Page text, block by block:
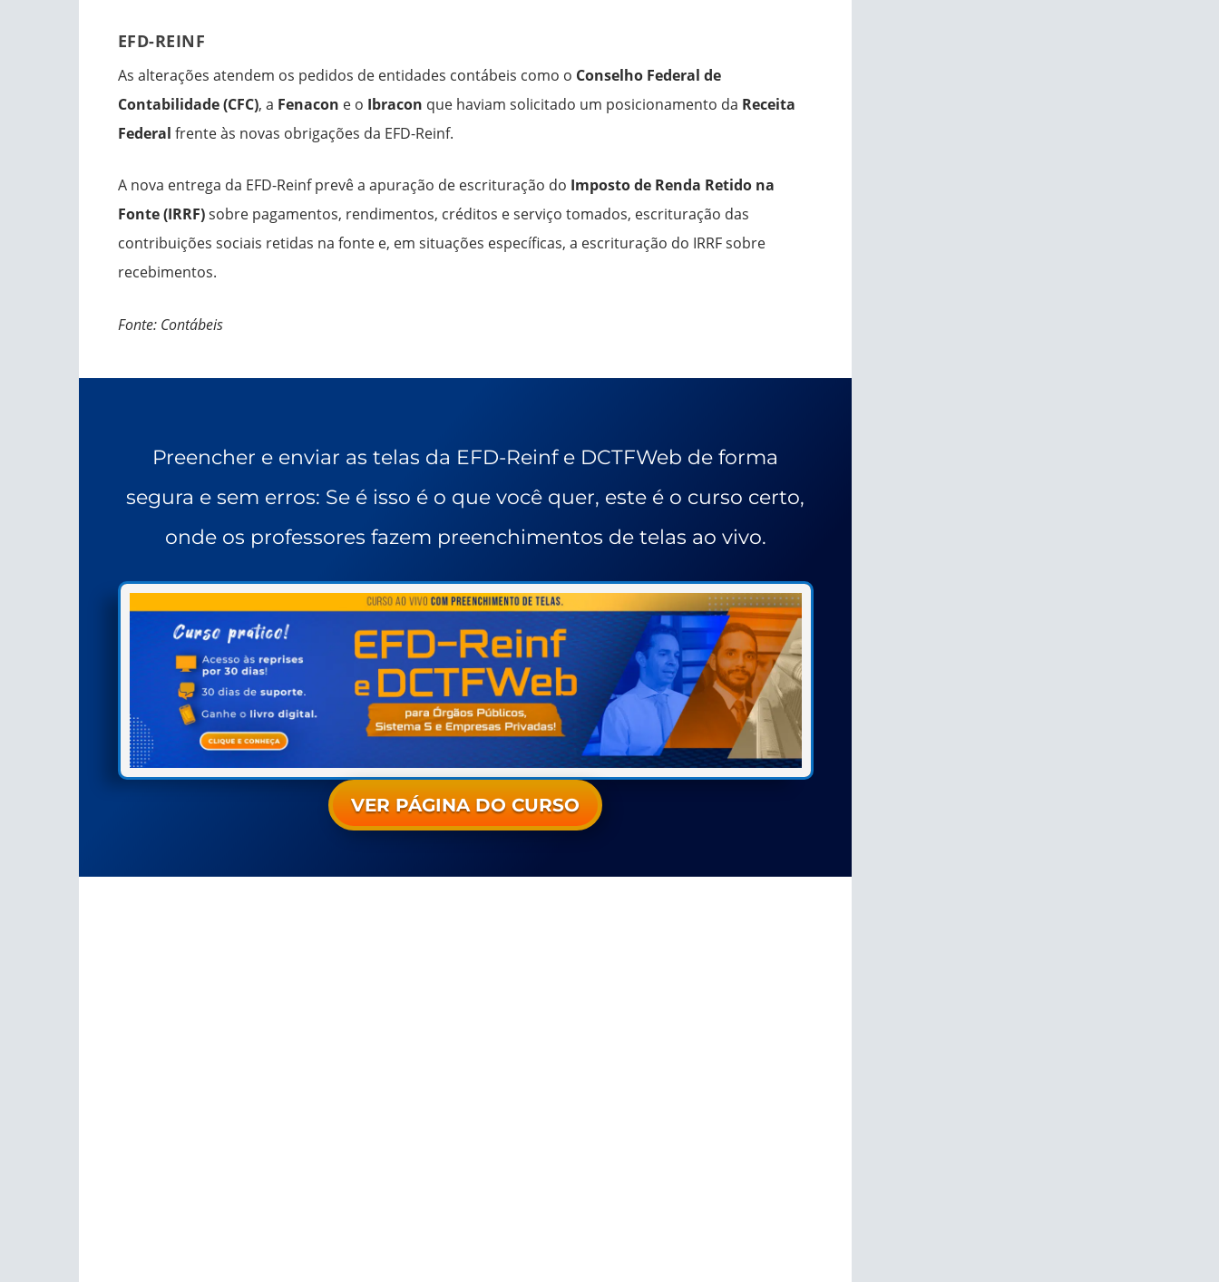
EFD-REINF
As alterações atendem os pedidos de entidades contábeis como o Conselho Federal de
Contabilidade (CFC), a Fenacon e o Ibracon que haviam solicitado um posicionamento da Receita
Federal frente às novas obrigações da EFD-Reinf.
A nova entrega da EFD-Reinf prevê a apuração de escrituração do Imposto de Renda Retido na
Fonte (IRRF)sobre pagamentos, rendimentos, créditos e serviço tomados, escrituração das
contribuições sociais retidas na fonte e, em situações específicas, a escrituração do IRRF sobre
recebimentos.
Fonte: Contábeis
Preencher e enviar as telas da EFD-Reinf e DCTFWeb de forma
segura e sem erros: Se é isso é o que você quer, este é o curso certo,
onde os professores fazem preenchimentos de telas ao vivo.
VER PÁGINA DO CURSO